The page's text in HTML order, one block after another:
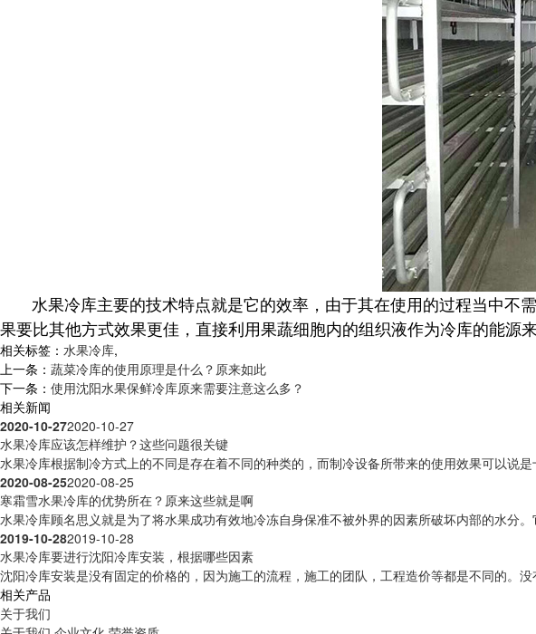
水果冷库主要的技术特点就是它的效率，由于其在使用的过程当中不
果要比其他方式效果更佳，直接利用果蔬细胞内的组织液作为冷库的能源
相关标签： 水果冷库,
上一条： 蔬菜冷库的使用原理是什么？原来如此
下一条： 使用沈阳水果保鲜冷库原来需要注意这么多？
相关新闻
2020-10-272020-10-27
水果冷库应该怎样维护？这些问题很关键
水果冷库根据制冷方式上的不同是存在着不同的种类的，而制冷设备所带来的使用效果可以说
2020-08-252020-08-25
寒霜雪水果冷库的优势所在？原来这些就是啊
水果冷库顾名思义就是为了将水果成功有效地冷冻自身保准不被外界的因素所破坏内部的水分
2019-10-282019-10-28
水果冷库要进行沈阳冷库安装，根据哪些因素
沈阳冷库安装是没有固定的价格的，因为施工的流程，施工的团队，工程造价等都是不同的。
相关产品
关于我们